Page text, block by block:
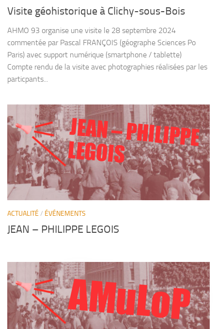
Visite géohistorique à Clichy-sous-Bois
AHMO 93 organise une visite le 28 septembre 2024
commentée par Pascal FRANÇOIS (géographe Sciences Po
Paris) avec support numérique (smartphone / tablette)
Compte rendu de la visite avec photographies réalisées par les
particpants...
JEAN
– PH
ILIPPE
LEG
O
IS
ACTUALITÉ / ÉVÉNEMENTS
JEAN – PHILIPPE LEGOIS
AMuLoP